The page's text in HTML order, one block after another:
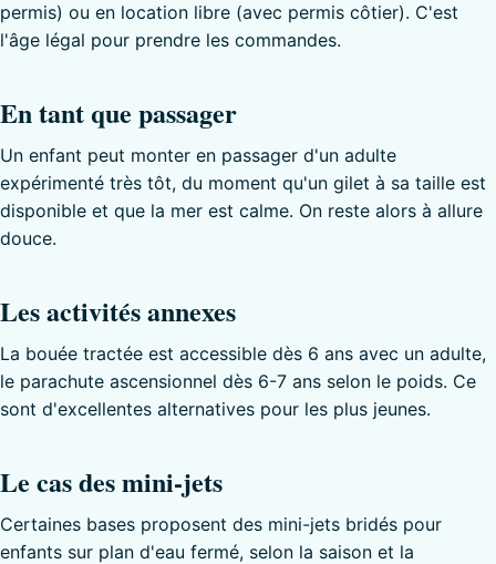
permis) ou en location libre (avec permis côtier). C'est
l'âge légal pour prendre les commandes.
En tant que passager
Un enfant peut monter en passager d'un adulte
expérimenté très tôt, du moment qu'un gilet à sa taille est
disponible et que la mer est calme. On reste alors à allure
douce.
Les activités annexes
La bouée tractée est accessible dès 6 ans avec un adulte,
le parachute ascensionnel dès 6-7 ans selon le poids. Ce
sont d'excellentes alternatives pour les plus jeunes.
Le cas des mini-jets
Certaines bases proposent des mini-jets bridés pour
enfants sur plan d'eau fermé, selon la saison et la